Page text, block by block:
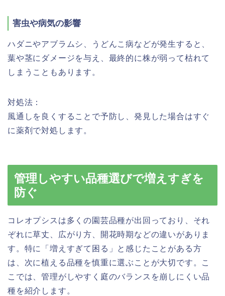
害虫や病気の影響
ハダニやアブラムシ、うどんこ病などが発生すると、
葉や茎にダメージを与え、最終的に株が弱って枯れて
しまうこともあります。
対処法：
風通しを良くすることで予防し、発見した場合はすぐ
に薬剤で対処します。
管理しやすい品種選びで増えすぎを
防ぐ
コレオプシスは多くの園芸品種が出回っており、それ
ぞれに草丈、広がり方、開花時期などの違いがありま
す。特に「増えすぎて困る」と感じたことがある方
は、次に植える品種を慎重に選ぶことが大切です。こ
こでは、管理がしやすく庭のバランスを崩しにくい品
種を紹介します。